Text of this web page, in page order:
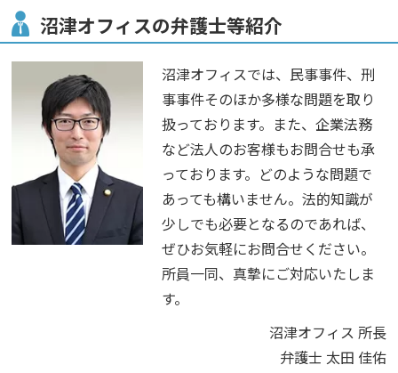
沼津オフィスの弁護士等紹介
沼津オフィスでは、民事事件、刑
事事件そのほか多様な問題を取り
扱っております。また、企業法務
など法人のお客様もお問合せも承
っております。どのような問題で
あっても構いません。法的知識が
少しでも必要となるのであれば、
ぜひお気軽にお問合せください。
所員一同、真摯にご対応いたしま
す。
沼津オフィス 所長
弁護士 太田 佳佑